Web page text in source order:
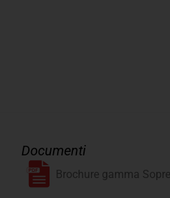
Documenti
Brochure gamma